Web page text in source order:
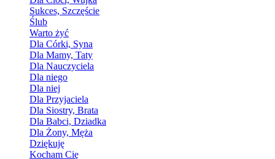
Sukces, Szczęście
Ślub
Warto żyć
Dla Córki, Syna
Dla Mamy, Taty
Dla Nauczyciela
Dla niego
Dla niej
Dla Przyjaciela
Dla Siostry, Brata
Dla Babci, Dziadka
Dla Żony, Męża
Dziękuję
Kocham Cię